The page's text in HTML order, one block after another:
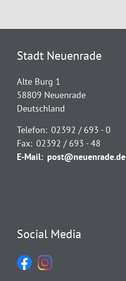
Stadt Neuenrade
Alte Burg 1
58809 Neuenrade
Deutschland
Telefon: 02392 / 693 - 0
Fax: 02392 / 693 - 48
E-Mail: post@neuenrade.de
Social Media